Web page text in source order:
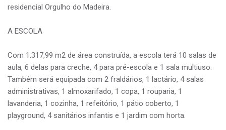
residencial Orgulho do Madeira.
A ESCOLA
Com 1.317,99 m2 de área construída, a escola terá 10 salas de
aula, 6 delas para creche, 4 para pré-escola e 1 sala multiuso.
Também será equipada com 2 fraldários, 1 lactário, 4 salas
administrativas, 1 almoxarifado, 1 copa, 1 rouparia, 1
lavanderia, 1 cozinha, 1 refeitório, 1 pátio coberto, 1
playground, 4 sanitários infantis e 1 jardim com horta.